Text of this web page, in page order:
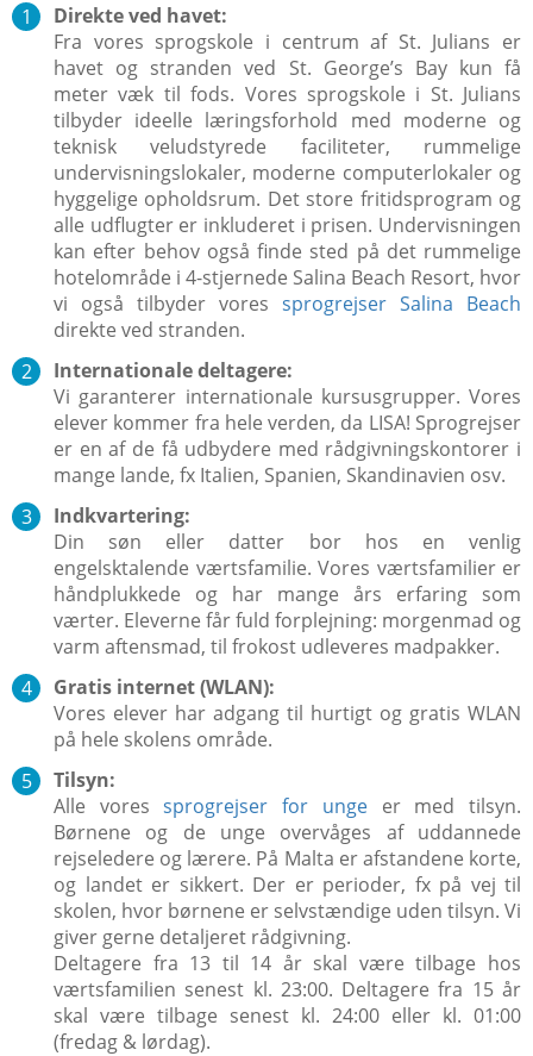
Direkte ved havet:
Fra vores sprogskole i centrum af St. Julians er
havet og stranden ved St. George’s Bay kun få
meter væk til fods. Vores sprogskole i St. Julians
tilbyder ideelle læringsforhold med moderne og
teknisk veludstyrede faciliteter, rummelige
undervisningslokaler, moderne computerlokaler og
hyggelige opholdsrum. Det store fritidsprogram og
alle udflugter er inkluderet i prisen. Undervisningen
kan efter behov også finde sted på det rummelige
hotelområde i 4-stjernede Salina Beach Resort, hvor
vi også tilbyder vores sprogrejser Salina Beach
direkte ved stranden.
Internationale deltagere:
Vi garanterer internationale kursusgrupper. Vores
elever kommer fra hele verden, da LISA! Sprogrejser
er en af de få udbydere med rådgivningskontorer i
mange lande, fx Italien, Spanien, Skandinavien osv.
Indkvartering:
Din søn eller datter bor hos en venlig
engelsktalende værtsfamilie. Vores værtsfamilier er
håndplukkede og har mange års erfaring som
værter. Eleverne får fuld forplejning: morgenmad og
varm aftensmad, til frokost udleveres madpakker.
Gratis internet (WLAN):
Vores elever har adgang til hurtigt og gratis WLAN
på hele skolens område.
Tilsyn:
Alle voressprogrejser for ungeer med tilsyn.
Børnene og de unge overvåges af uddannede
rejseledere og lærere. På Malta er afstandene korte,
og landet er sikkert. Der er perioder, fx på vej til
skolen, hvor børnene er selvstændige uden tilsyn. Vi
giver gerne detaljeret rådgivning.
Deltagere fra 13 til 14 år skal være tilbage hos
værtsfamilien senest kl. 23:00. Deltagere fra 15 år
skal være tilbage senest kl. 24:00 eller kl. 01:00
(fredag & lørdag).